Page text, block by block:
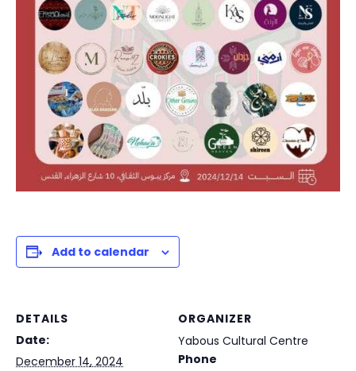
Add to calendar
DETAILS
Date:
December 14, 2024
ORGANIZER
Yabous Cultural Centre
Phone